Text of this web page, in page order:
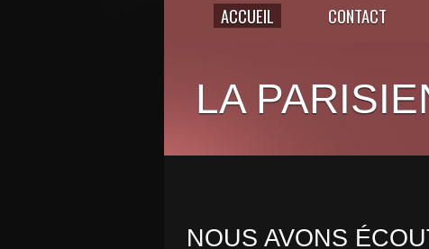
ACCUEIL CONTACT
LA
NOUS AVONS